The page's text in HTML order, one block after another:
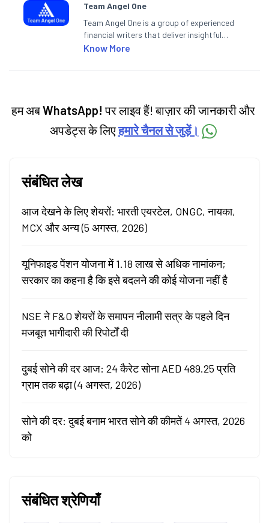
Team Angel One
Team Angel One is a group of experienced
financial writers that deliver insightful
articles on the stock market, IPO, economy,
categories.
Know More
हम अबWhatsApp! पर लाइव हैं! बाज़ार की जानकारी और
अपडेट्स के लिएहमारे चैनल से जुड़ें।
संबंधित लेख
आज देखने के लिए शेयरों: भारती एयरटेल, ONGC, नायका,
MCX और अन्य (5 अगस्त, 2026)
यूनिफाइड पेंशन योजना में 1.18 लाख से अधिक नामांकन;
सरकार का कहना है कि इसे बदलने की कोई योजना नहीं है
NSE ने F&O शेयरों के समापन नीलामी सत्र के पहले दिन
मजबूत भागीदारी की रिपोर्टों दी
दुबई सोने की दर आज: 24 कैरेट सोना AED 489.25 प्रति
ग्राम तक बढ़ा (4 अगस्त, 2026)
सोने की दर: दुबई बनाम भारत सोने की कीमतें 4 अगस्त, 2026
को
संबंधित श्रेणियाँ